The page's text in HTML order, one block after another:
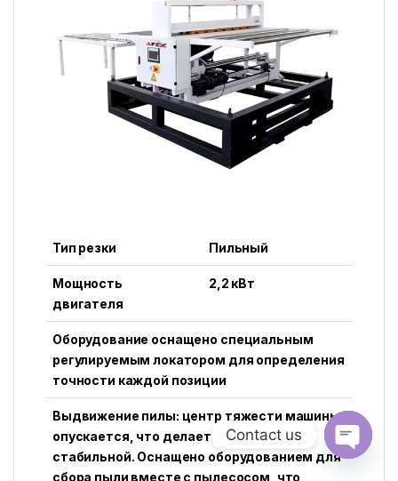
Тип резки Пильный
Мощность
двигателя
2,2 кВт
Оборудование оснащено специальным
регулируемым локатором для определения
точности каждой позиции
Выдвижение пилы: центр тяжести машины
опускается, что делает работу более
стабильной. Оснащено оборудованием для
сбора пыли вместе с пылесосом, что
Contact us